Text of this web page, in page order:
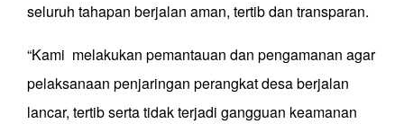
seluruh tahapan berjalan aman, tertib dan transparan.
“Kami melakukan pemantauan dan pengamanan agar
pelaksanaan penjaringan perangkat desa berjalan
lancar, tertib serta tidak terjadi gangguan keamanan